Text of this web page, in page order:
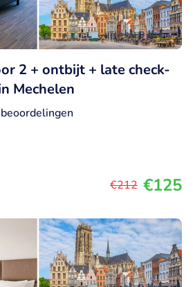
2 + ontbijt + late check-
Mechelen
€212 €125